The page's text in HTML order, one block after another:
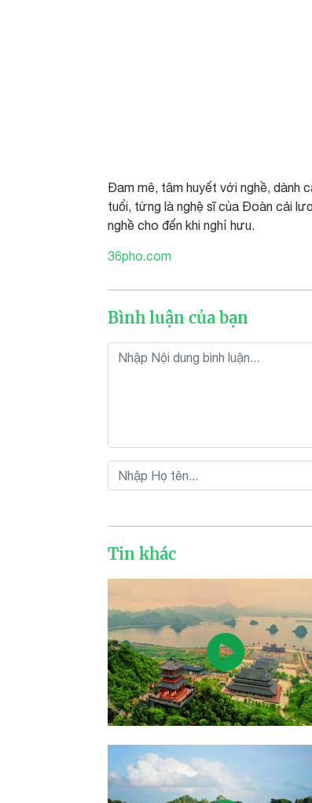
Đam mê, tâm huyết với nghề, dành
tuổi, từng là nghệ sĩ của Đoàn cải
nghề cho đến khi nghỉ hưu.
36pho.com
Bình luận của bạn
Tin khác